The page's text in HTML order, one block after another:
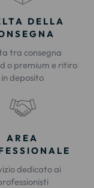
DELLA
tra consegna
o premium e ritiro
in deposito
AREA
dedicato ai